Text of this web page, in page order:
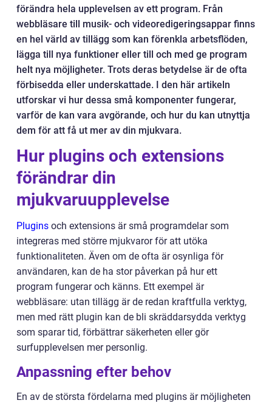
förändra hela upplevelsen av ett program. Från
webbläsare till musik- och videoredigeringsappar finns
en hel värld av tillägg som kan förenkla arbetsflöden,
lägga till nya funktioner eller till och med ge program
helt nya möjligheter. Trots deras betydelse är de ofta
förbisedda eller underskattade. I den här artikeln
utforskar vi hur dessa små komponenter fungerar,
varför de kan vara avgörande, och hur du kan utnyttja
dem för att få ut mer av din mjukvara.
Hur plugins och extensions
förändrar din
mjukvaruupplevelse
Plugins och extensions är små programdelar som
integreras med större mjukvaror för att utöka
funktionaliteten. Även om de ofta är osynliga för
användaren, kan de ha stor påverkan på hur ett
program fungerar och känns. Ett exempel är
webbläsare: utan tillägg är de redan kraftfulla verktyg,
men med rätt plugin kan de bli skräddarsydda verktyg
som sparar tid, förbättrar säkerheten eller gör
surfupplevelsen mer personlig.
Anpassning efter behov
En av de största fördelarna med plugins är möjligheten